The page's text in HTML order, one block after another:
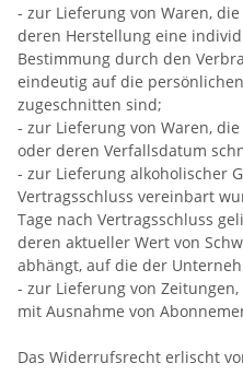
- zur Lieferung von Waren,
deren Herstellung eine
Bestimmung durch den
eindeutig auf die
zugeschnitten sind;
- zur Lieferung von Waren,
oder deren Verfallsdatum
- zur Lieferung alkoholischer
Vertragsschluss vereinbart
Tage nach Vertragsschluss
deren aktueller Wert von
abhängt, auf die der
- zur Lieferung von
mit Ausnahme von
Das Widerrufsrecht erlischt